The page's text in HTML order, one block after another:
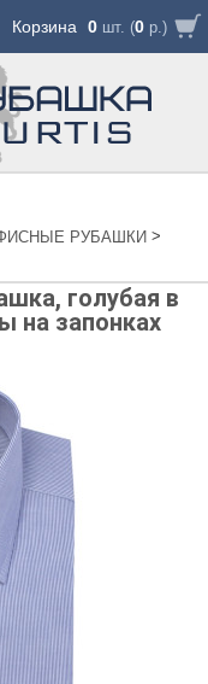
Корзина 0 шт. (0 р.)
РУБАШКИ >
голубая в
на запонках